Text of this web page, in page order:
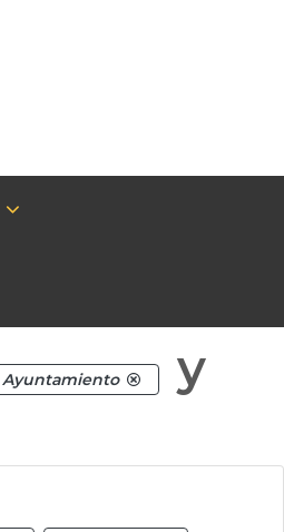
Ayuntamiento
y